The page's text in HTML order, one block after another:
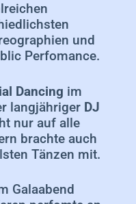
und
Perfomance.
Dancing im
langjähriger DJ
nur auf alle
brachte auch
Tänzen mit.
Galaabend